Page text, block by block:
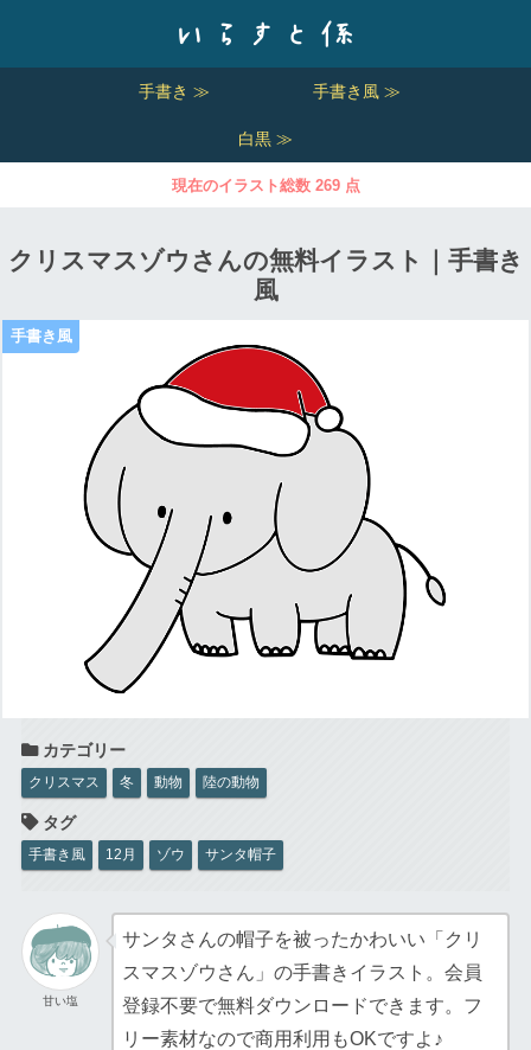
手書き ≫ 手書き風 ≫
白黒 ≫
現在のイラスト総数 269 点
クリスマスゾウさんの無料イラスト｜手書き
風
クリスマス 冬 動物 陸の動物
手書き風 12月 ゾウ サンタ帽子
甘い塩
サンタさんの帽子を被ったかわいい「クリ
スマスゾウさん」の手書きイラスト。会員
登録不要で無料ダウンロードできます。フ
リー素材なので商用利用もOKですよ♪